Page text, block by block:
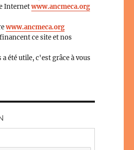
Internetwww.ancmeca.org
www.ancmeca.org
ce site et nos
été utile, c'est grâce à vous